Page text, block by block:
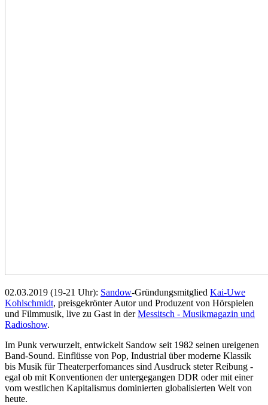
02.03.2019 (19-21 Uhr): Sandow-Gründungsmitglied Kai-Uwe
Kohlschmidt, preisgekrönter Autor und Produzent von Hörspielen
und Filmmusik, live zu Gast in derMessitsch - Musikmagazin und
Radioshow.
Im Punk verwurzelt, entwickelt Sandow seit 1982 seinen ureigenen
Band-Sound. Einflüsse von Pop, Industrial über moderne Klassik
bis Musik für Theaterperfomances sind Ausdruck steter Reibung -
egal ob mit Konventionen der untergegangen DDR oder mit einer
vom westlichen Kapitalismus dominierten globalisierten Welt von
heute.